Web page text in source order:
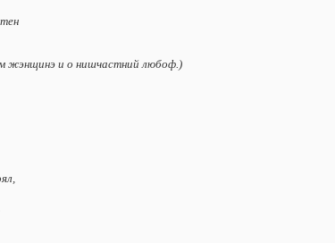
жэнщинэ и o нишчacтний любoф.)